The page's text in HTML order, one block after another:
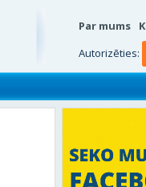
Par mums
Autorizēties: